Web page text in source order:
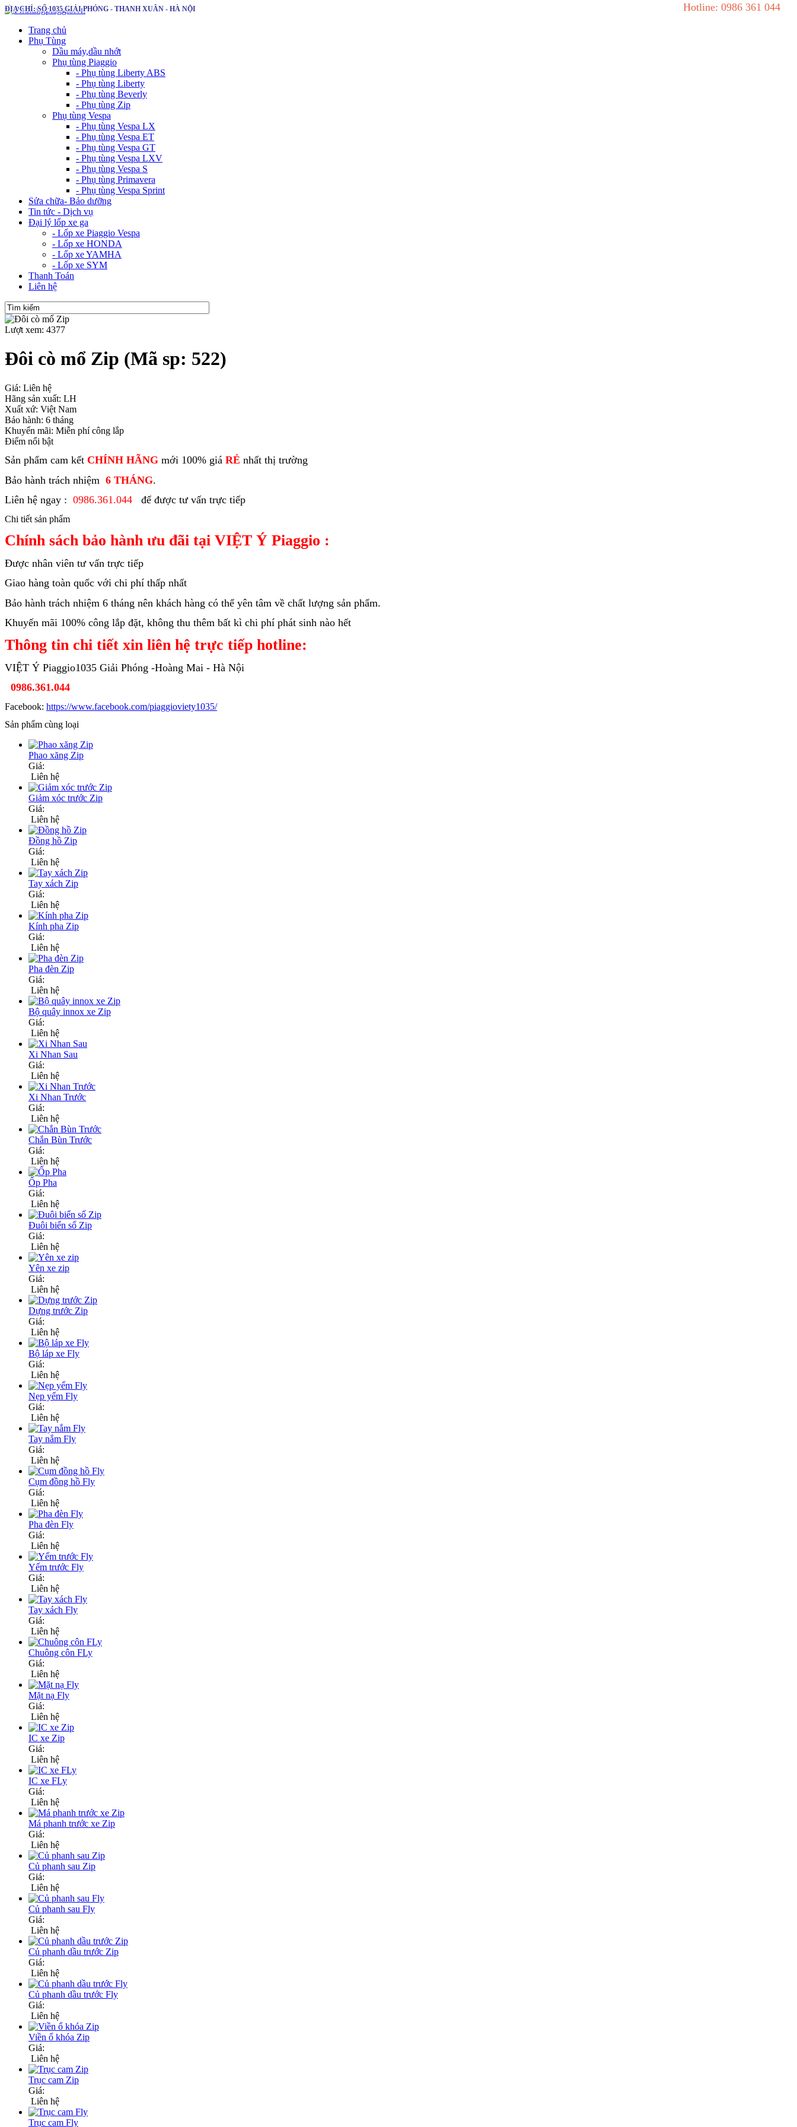
ĐỊA CHỈ: SỐ 1035 GIẢI PHÓNG - THANH XUÂN - HÀ NỘI Hotline: 0986 361 044
Trang chủ
Phụ Tùng
Dầu máy,dầu nhớt
Phụ tùng Piaggio
- Phụ tùng Liberty ABS
- Phụ tùng Liberty
- Phụ tùng Beverly
- Phụ tùng Zip
Phụ tùng Vespa
- Phụ tùng Vespa LX
- Phụ tùng Vespa ET
- Phụ tùng Vespa GT
- Phụ tùng Vespa LXV
- Phụ tùng Vespa S
- Phụ tùng Primavera
- Phụ tùng Vespa Sprint
Sửa chữa- Bảo dưỡng
Tin tức - Dịch vụ
Đại lý lốp xe ga
- Lốp xe Piaggio Vespa
- Lốp xe HONDA
- Lốp xe YAMHA
- Lốp xe SYM
Thanh Toán
Liên hệ
Lượt xem: 4377
Đôi cò mổ Zip (Mã sp: 522)
Giá: Liên hệ
Hãng sản xuất: LH
Xuất xứ: Việt Nam
Bảo hành: 6 tháng
Khuyến mãi: Miễn phí công lắp
Điểm nổi bật
Sản phẩm cam kết CHÍNH HÃNG mới 100% giá RẺ nhất thị trường
Bảo hành trách nhiệm 6 THÁNG.
Liên hệ ngay : 0986.361.044 để được tư vấn trực tiếp
Chi tiết sản phẩm
Chính sách bảo hành ưu đãi tại VIỆT Ý Piaggio :
Được nhân viên tư vấn trực tiếp
Giao hàng toàn quốc với chi phí thấp nhất
Bảo hành trách nhiệm 6 tháng nên khách hàng có thể yên tâm về chất lượng sản phẩm.
Khuyến mãi 100% công lắp đặt, không thu thêm bất kì chi phí phát sinh nào hết
Thông tin chi tiết xin liên hệ trực tiếp hotline:
VIỆT Ý Piaggio1035 Giải Phóng -Hoàng Mai - Hà Nội
0986.361.044
Facebook: https://www.facebook.com/piaggioviety1035/
Sản phẩm cùng loại
Phao xăng Zip
Giá:
Liên hệ
Giảm xóc trước Zip
Giá:
Liên hệ
Đồng hồ Zip
Giá:
Liên hệ
Tay xách Zip
Giá:
Liên hệ
Kính pha Zip
Giá:
Liên hệ
Pha đèn Zip
Giá:
Liên hệ
Bộ quây innox xe Zip
Giá:
Liên hệ
Xi Nhan Sau
Giá:
Liên hệ
Xi Nhan Trước
Giá:
Liên hệ
Chắn Bùn Trước
Giá:
Liên hệ
Ốp Pha
Giá:
Liên hệ
Đuôi biển số Zip
Giá:
Liên hệ
Yên xe zip
Giá:
Liên hệ
Dựng trước Zip
Giá:
Liên hệ
Bộ láp xe Fly
Giá:
Liên hệ
Nẹp yếm Fly
Giá:
Liên hệ
Tay nắm Fly
Giá:
Liên hệ
Cụm đồng hồ Fly
Giá:
Liên hệ
Pha đèn Fly
Giá:
Liên hệ
Yếm trước Fly
Giá:
Liên hệ
Tay xách Fly
Giá:
Liên hệ
Chuông côn FLy
Giá:
Liên hệ
Mặt nạ Fly
Giá:
Liên hệ
IC xe Zip
Giá:
Liên hệ
IC xe FLy
Giá:
Liên hệ
Má phanh trước xe Zip
Giá:
Liên hệ
Củ phanh sau Zip
Giá:
Liên hệ
Củ phanh sau Fly
Giá:
Liên hệ
Củ phanh dầu trước Zip
Giá:
Liên hệ
Củ phanh dầu trước Fly
Giá:
Liên hệ
Viền ổ khóa Zip
Giá:
Liên hệ
Trục cam Zip
Giá:
Liên hệ
Trục cam Fly